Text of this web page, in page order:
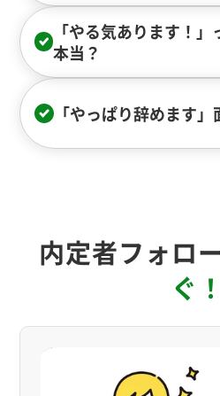
「やる気あります！
本当？
「やっぱり辞めます
内定者フォロ
ぐ！